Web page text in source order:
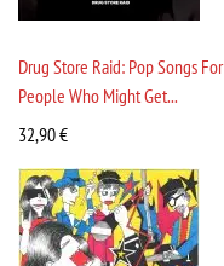
Drug Store Raid: Pop Songs For
People Who Might Get...
32,90€